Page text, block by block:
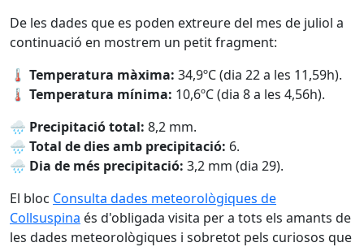
De les dades que es poden extreure del mes de juliol a
continuació en mostrem un petit fragment:
🌡 Temperatura màxima: 34,9ºC (dia 22 a les 11,59h).
🌡 Temperatura mínima: 10,6ºC (dia 8 a les 4,56h).
🌧 Precipitació total: 8,2 mm.
🌧 Total de dies amb precipitació: 6.
🌧 Dia de més precipitació: 3,2 mm (dia 29).
El bloc Consulta dades meteorològiques de
Collsuspina és d'obligada visita per a tots els amants de
les dades meteorològiques i sobretot pels curiosos que